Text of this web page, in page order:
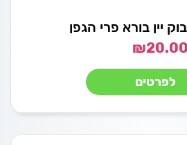
יין בורא פרי הגפן
₪20.00
לפרטים